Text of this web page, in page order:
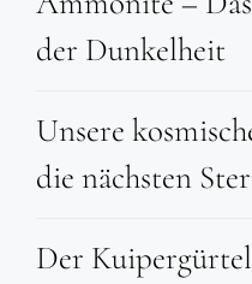
der Dunkelheit
Unsere
die nächsten
Der